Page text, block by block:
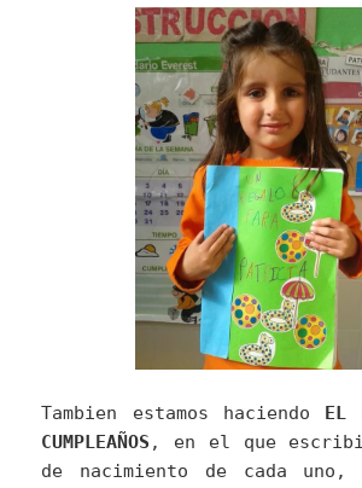
Tambien estamos haciendo EL
CUMPLEAÑOS , en el que
de nacimiento de cada uno,